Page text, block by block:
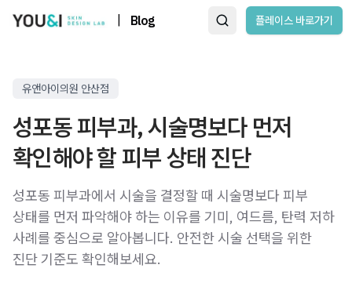
Blog 플레이스 바로가기
유앤아이의원 안산점
성포동 피부과, 시술명보다 먼저
확인해야 할 피부 상태 진단
성포동 피부과에서 시술을 결정할 때 시술명보다 피부
상태를 먼저 파악해야 하는 이유를 기미, 여드름, 탄력 저하
사례를 중심으로 알아봅니다. 안전한 시술 선택을 위한
진단 기준도 확인해보세요.